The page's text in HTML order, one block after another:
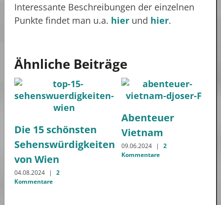
Interessante Beschreibungen der einzelnen
Punkte findet man u.a. hier und hier.
Ähnliche Beiträge
Die 15 schönsten
Sehenswürdigkeiten
von Wien
04.08.2024 |
2
Kommentare
Abenteuer
Vietnam
09.06.2024 |
2
Kommentare